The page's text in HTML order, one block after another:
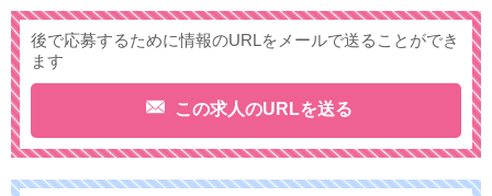
後で応募するために情報のURLをメールで送ることができ
ます
この求人のURLを送る